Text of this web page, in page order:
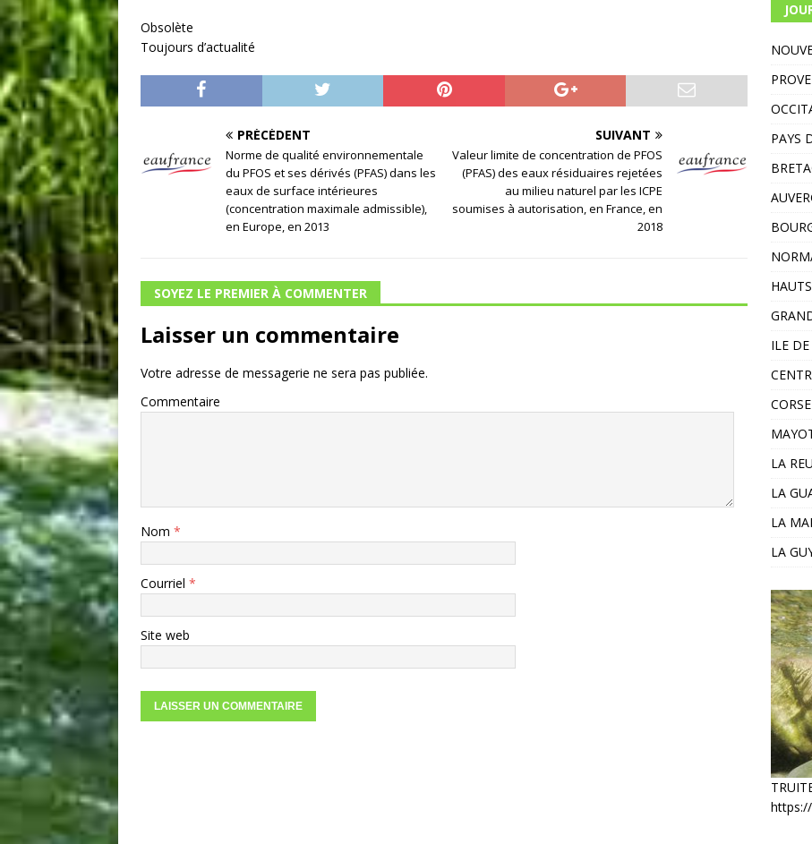
Obsolète
Toujours d’actualité
PRÉCÉDENT
Norme de qualité environnementale
du PFOS et ses dérivés (PFAS) dans les
eaux de surface intérieures
(concentration maximale admissible),
en Europe, en 2013
SUIVANT
Valeur limite de concentration de PFOS
(PFAS) des eaux résiduaires rejetées
au milieu naturel par les ICPE
soumises à autorisation, en France, en
2018
SOYEZ LE PREMIER À COMMENTER
Laisser un commentaire
Votre adresse de messagerie ne sera pas publiée.
Commentaire
Nom *
Courriel *
Site web
PAYS
ILE
CORSE
LA
LA
LA
LA